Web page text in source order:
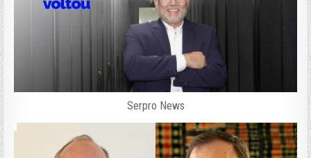
Serpro News